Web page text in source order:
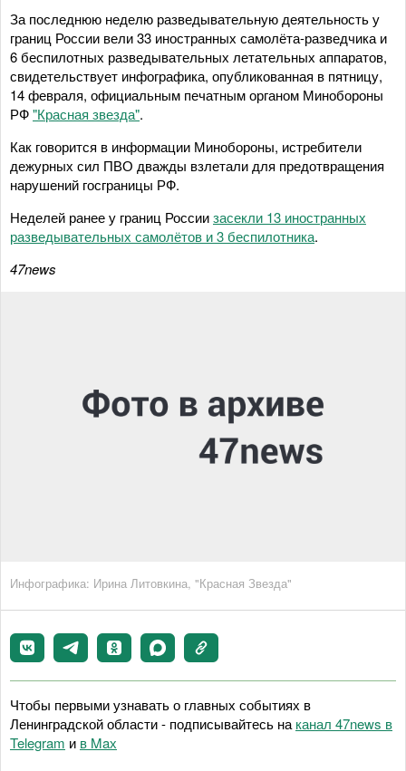
За последнюю неделю разведывательную деятельность у
границ России вели 33 иностранных самолёта-разведчика и
6 беспилотных разведывательных летательных аппаратов,
свидетельствует инфографика, опубликованная в пятницу,
14 февраля, официальным печатным органом Минобороны
РФ"Красная звезда".
Как говорится в информации Минобороны, истребители
дежурных сил ПВО дважды взлетали для предотвращения
нарушений госграницы РФ.
Неделей ранее у границ Россиизасекли 13 иностранных
разведывательных самолётов и 3 беспилотника.
47news
Инфографика: Ирина Литовкина, "Красная Звезда"
Чтобы первыми узнавать о главных событиях в
Ленинградской области - подписывайтесь на канал 47news в
Telegram и в Maх